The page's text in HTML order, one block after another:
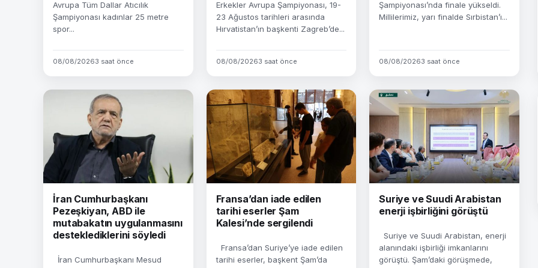
Avrupa Tüm Dallar Atıcılık
Şampiyonası kadınlar 25 metre
spor...
08/08/20263 saat önce
Erkekler Avrupa Şampiyonası, 19-
23 Ağustos tarihleri arasında
Hırvatistan’ın başkenti Zagreb’de...
08/08/20263 saat önce
Şampiyonası’nda finale yükseldi.
Millilerimiz, yarı finalde Sırbistan’ı...
08/08/20263 saat önce
İran Cumhurbaşkanı
Pezeşkiyan, ABD ile
mutabakatın uygulanmasını
desteklediklerini söyledi
İran Cumhurbaşkanı Mesud
Fransa’dan iade edilen
tarihi eserler Şam
Kalesi’nde sergilendi
Fransa’dan Suriye’ye iade edilen
tarihi eserler, başkent Şam’da
Suriye ve Suudi Arabistan
enerji işbirliğini görüştü
Suriye ve Suudi Arabistan, enerji
alanındaki işbirliği imkanlarını
görüştü. Şam’daki görüşmede,